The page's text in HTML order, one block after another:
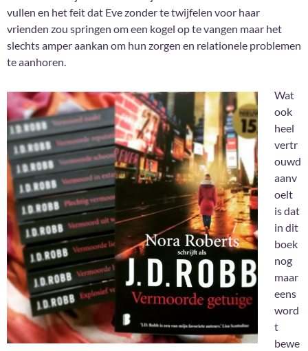
vullen en het feit dat Eve zonder te twijfelen voor haar
vrienden zou springen om een kogel op te vangen maar het
slechts amper aankan om hun zorgen en relationele problemen
te aanhoren.
Wat
ook
heel
vertr
ouwd
aanv
oelt
is dat
in dit
boek
nog
maar
eens
word
t
bewe